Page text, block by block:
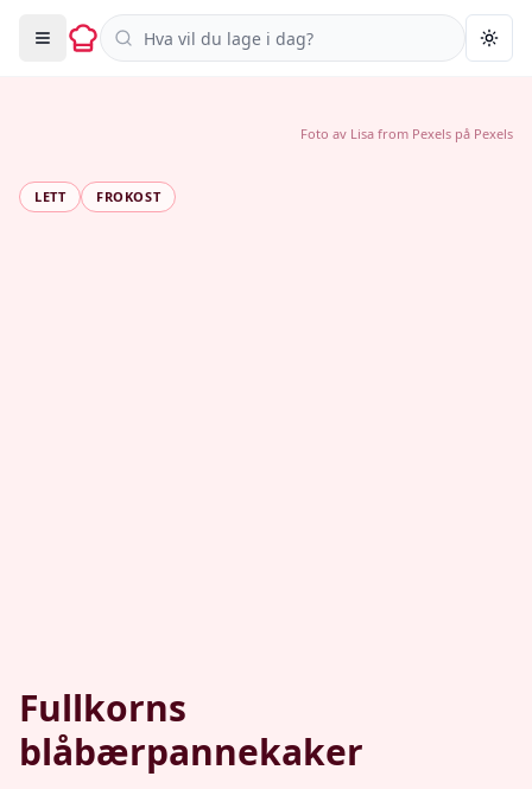
Søk i oppskrifter
LETT FROKOST
Fullkorns
blåbærpannekaker
Foto av Lisa from Pexels på Pexels